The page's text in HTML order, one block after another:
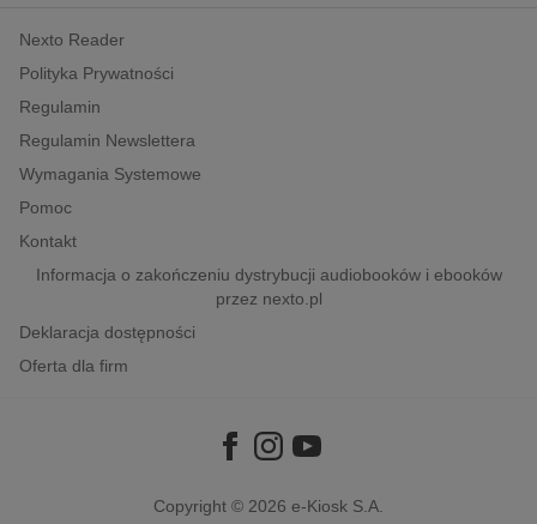
polityka, społeczno-informacyjne
psychologiczne
inne
popularno-naukowe
historia
Nexto Reader
Polityka Prywatności
Regulamin
Regulamin Newslettera
Wymagania Systemowe
Pomoc
Kontakt
Informacja o zakończeniu dystrybucji audiobooków i ebooków
przez nexto.pl
Deklaracja dostępności
Oferta dla firm
Copyright © 2026 e-Kiosk S.A.